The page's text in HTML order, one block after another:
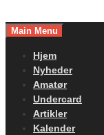
toMain Menu
Hjem
Nyheder
Amatør
Undercard
Artikler
Kalender